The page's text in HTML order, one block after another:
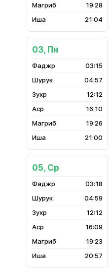
19:28
21:04
03, Пн
03:15
04:57
12:12
16:10
19:26
21:00
05, Ср
03:18
04:59
12:12
16:09
19:23
20:57